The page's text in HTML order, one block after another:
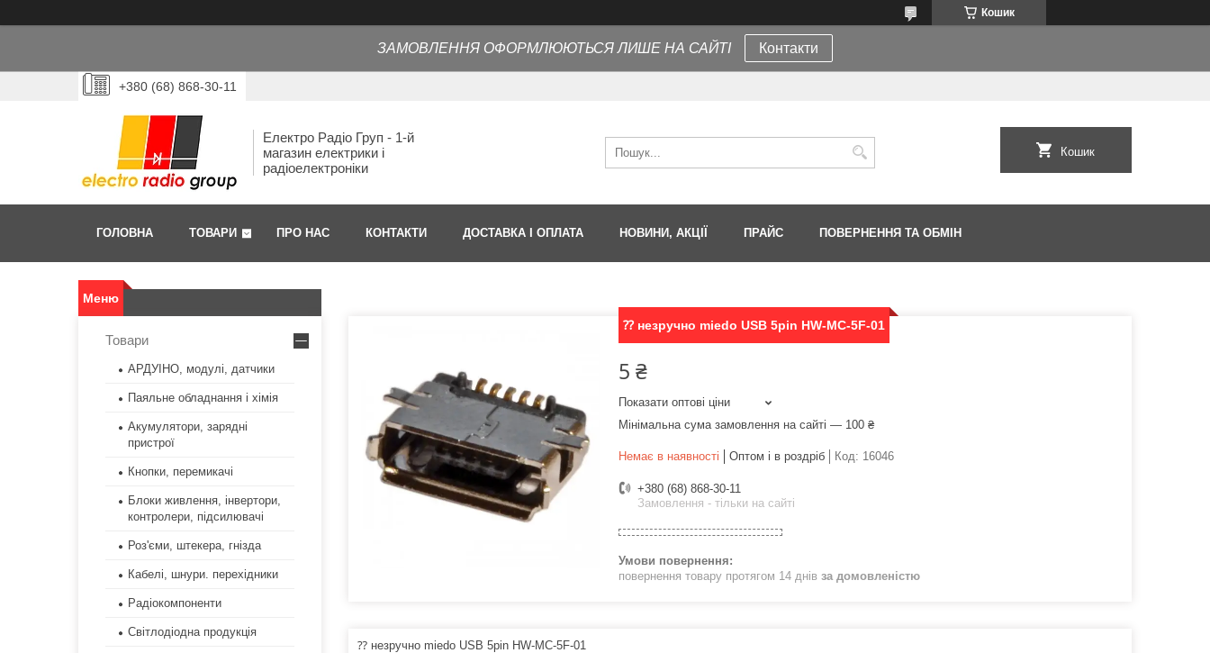
Кошик
ЗАМОВЛЕННЯ ОФОРМЛЮЮТЬСЯ ЛИШЕ НА САЙТІ Контакти
+380 (68) 868-30-11
Електро Радіо Груп - 1-й
магазин електрики і
радіоелектроніки
Кошик
ГОЛОВНА ТОВАРИ ПРО НАС КОНТАКТИ ДОСТАВКА І ОПЛАТА НОВИНИ, АКЦІЇ ПРАЙС ПОВЕРНЕННЯ ТА ОБМІН
⁇ незручно miedo USB 5pin HW-MC-5F-01
5 ₴
Показати оптові ціни
Мінімальна сума замовлення на сайті — 100 ₴
Немає в наявності Оптом і в роздріб Код: 16046
+380 (68) 868-30-11
Замовлення - тільки на сайті
повернення товару протягом 14 днів за домовленістю
⁇ незручно miedo USB 5pin HW-MC-5F-01
Товари
АРДУІНО, модулі, датчики
Паяльне обладнання і хімія
Акумулятори, зарядні
пристрої
Кнопки, перемикачі
Блоки живлення, інвертори,
контролери, підсилювачі
Роз'єми, штекера, гнізда
Кабелі, шнури. перехідники
Радіокомпоненти
Світлодіодна продукція